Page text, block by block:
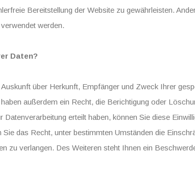
Bereitstellung der Website zu gewährleisten.
werden.
Daten?
über Herkunft, Empfänger und Zweck Ihrer
außerdem ein Recht, die Berichtigung oder
Datenverarbeitung erteilt haben, können Sie diese
das Recht, unter bestimmten Umständen die
zu verlangen. Des Weiteren steht Ihnen ein